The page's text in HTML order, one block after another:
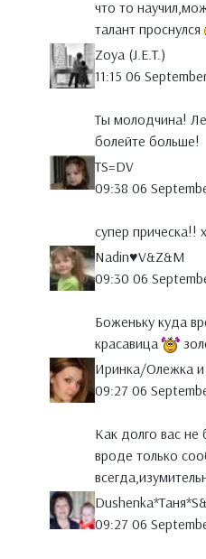
что то
талант проснулся
Zoya (J.E.T.)
11:15 06
Ты молодчина!
болейте больше!
TS=DV
09:38 06
супер
Nadin♥V&Z&M
09:30 06
Боженьку куда
красавица
Иринка/Олежка
09:27 06
Как долго вас
вроде только
09:27 06